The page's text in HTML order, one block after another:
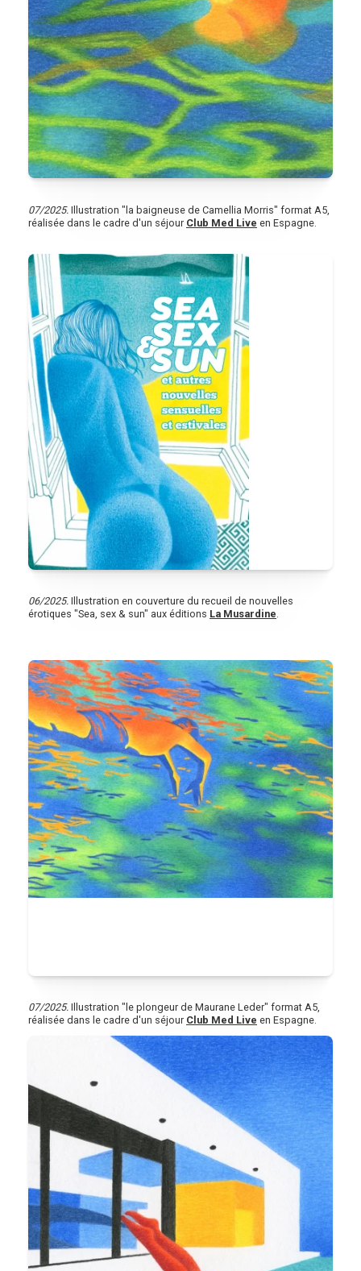
07/2025. Illustration "le plongeur de Maurane Leder" format A5,
réalisée dans le cadre d'un séjour Club Med Live en Espagne.
07/2025. Illustration "la baigneuse de Camellia Morris" format A5,
réalisée dans le cadre d'un séjour Club Med Live en Espagne.
06/2025. Illustration en couverture du recueil de nouvelles
érotiques "Sea, sex & sun" aux éditions La Musardine